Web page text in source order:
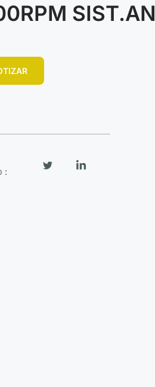
SIST.AN
: